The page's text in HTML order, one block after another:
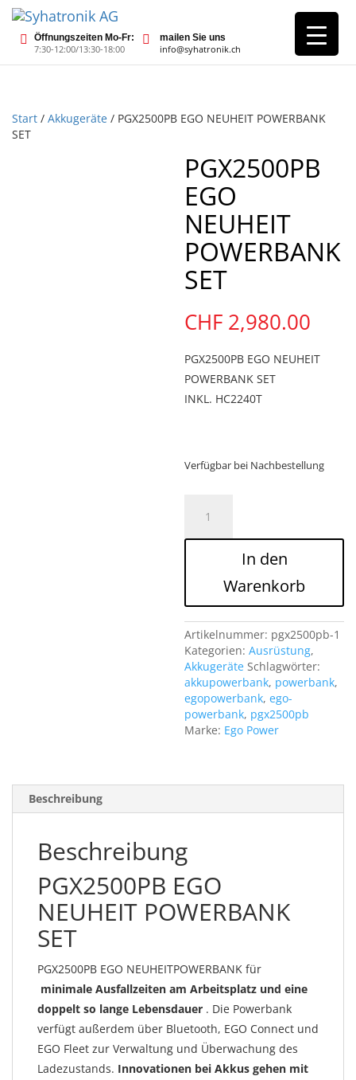
Öffnungszeiten Mo-Fr:
7:30-12:00/13:30-18:00
mailen Sie uns
info@syhatronik.ch
Start / Akkugeräte / PGX2500PB EGO NEUHEIT POWERBANK
SET
PGX2500PB
EGO
NEUHEIT
POWERBANK
SET
CHF 2,980.00
PGX2500PB EGO NEUHEIT
POWERBANK SET
INKL. HC2240T
Verfügbar bei Nachbestellung
EGO
In den
Warenkorb
Artikelnummer: pgx2500pb-1
Kategorien:Ausrüstung,
Akkugeräte Schlagwörter:
akkupowerbank, powerbank,
egopowerbank,ego-
powerbank, pgx2500pb
Marke: Ego Power
Beschreibung
Beschreibung
PGX2500PB EGO
NEUHEIT POWERBANK
SET
PGX2500PB EGO NEUHEITPOWERBANK für
minimale Ausfallzeiten am Arbeitsplatz und eine
doppelt so lange Lebensdauer . Die Powerbank
verfügt außerdem über Bluetooth, EGO Connect und
EGO Fleet zur Verwaltung und Überwachung des
Ladezustands. Innovationen bei Akkus gehen mit